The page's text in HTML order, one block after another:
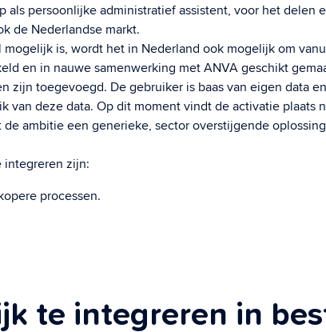
persoonlijke administratief assistent, voor het delen
de Nederlandse markt.
is, wordt het in Nederland ook mogelijk om
en in nauwe samenwerking met ANVA geschikt
zijn toegevoegd. De gebruiker is baas van eigen data
deze data. Op dit moment vindt de activatie plaats
ambitie een generieke, sector overstijgende
integreren zijn:
processen.
te integreren in